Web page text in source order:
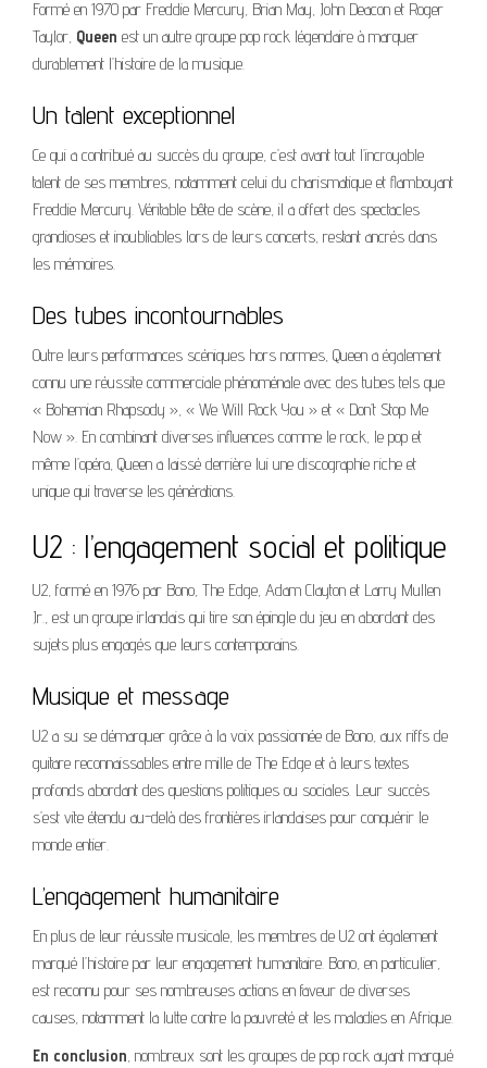
Formé en 1970 par Freddie Mercury, Brian May, John Deacon et Roger
Taylor, Queen est un autre groupe pop rock légendaire à marquer
durablement l’histoire de la musique.
Un talent exceptionnel
Ce qui a contribué au succès du groupe, c’est avant tout l’incroyable
talent de ses membres, notamment celui du charismatique et flamboyant
Freddie Mercury. Véritable bête de scène, il a offert des spectacles
grandioses et inoubliables lors de leurs concerts, restant ancrés dans
les mémoires.
Des tubes incontournables
Outre leurs performances scéniques hors normes, Queen a également
connu une réussite commerciale phénoménale avec des tubes tels que
« Bohemian Rhapsody », « We Will Rock You » et « Don’t Stop Me
Now ». En combinant diverses influences comme le rock, le pop et
même l’opéra, Queen a laissé derrière lui une discographie riche et
unique qui traverse les générations.
U2 : l’engagement social et politique
U2, formé en 1976 par Bono, The Edge, Adam Clayton et Larry Mullen
Jr., est un groupe irlandais qui tire son épingle du jeu en abordant des
sujets plus engagés que leurs contemporains.
Musique et message
U2 a su se démarquer grâce à la voix passionnée de Bono, aux riffs de
guitare reconnaissables entre mille de The Edge et à leurs textes
profonds abordant des questions politiques ou sociales. Leur succès
s’est vite étendu au-delà des frontières irlandaises pour conquérir le
monde entier.
L’engagement humanitaire
En plus de leur réussite musicale, les membres de U2 ont également
marqué l’histoire par leur engagement humanitaire. Bono, en particulier,
est reconnu pour ses nombreuses actions en faveur de diverses
causes, notamment la lutte contre la pauvreté et les maladies en Afrique.
En conclusion, nombreux sont les groupes de pop rock ayant marqué